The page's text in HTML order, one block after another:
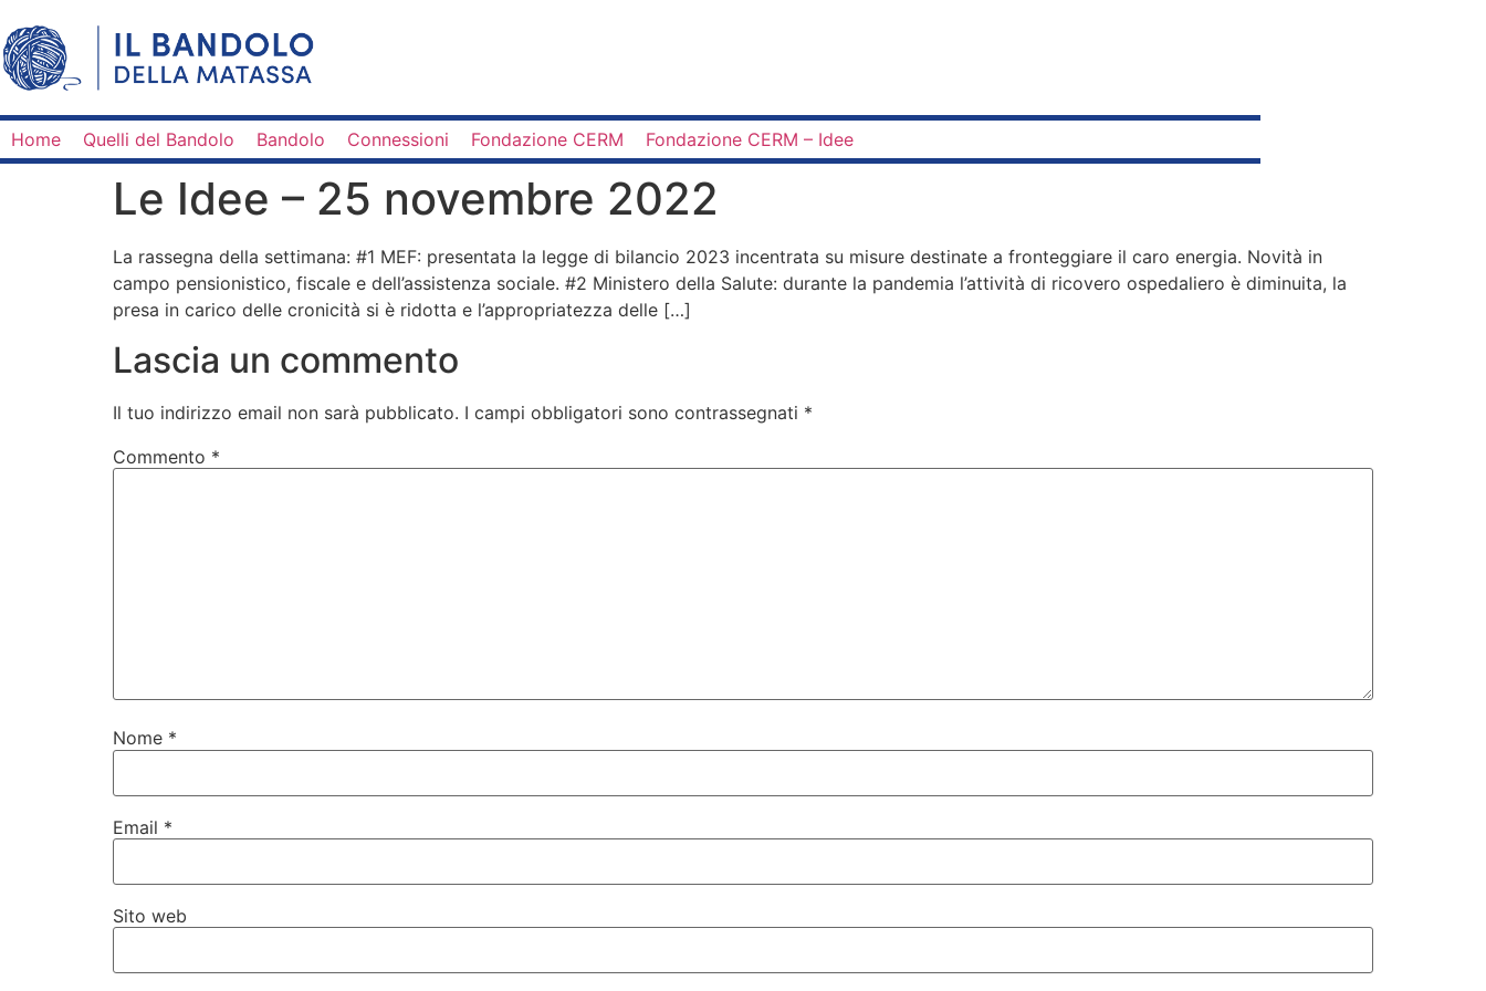
Home Quelli del Bandolo Bandolo Connessioni Fondazione CERM Fondazione CERM – Idee
Le Idee – 25 novembre 2022
La rassegna della settimana: #1 MEF: presentata la legge di bilancio 2023 incentrata su misure destinate a fronteggiare il caro energia. Novità in
campo pensionistico, fiscale e dell’assistenza sociale. #2 Ministero della Salute: durante la pandemia l’attività di ricovero ospedaliero è diminuita, la
presa in carico delle cronicità si è ridotta e l’appropriatezza delle […]
Lascia un commento
Il tuo indirizzo email non sarà pubblicato. I campi obbligatori sono contrassegnati *
Commento *
Nome *
Email *
Sito web